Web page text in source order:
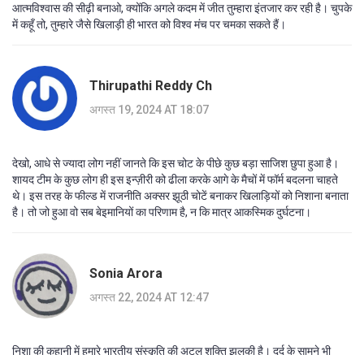
आत्मविश्वास की सीढ़ी बनाओ, क्योंकि अगले कदम में जीत तुम्हारा इंतजार कर रही है। चुपके
में कहूँ तो, तुम्हारे जैसे खिलाड़ी ही भारत को विश्व मंच पर चमका सकते हैं।
Thirupathi Reddy Ch
अगस्त 19, 2024 AT 18:07
देखो, आधे से ज्यादा लोग नहीं जानते कि इस चोट के पीछे कुछ बड़ा साजिश छुपा हुआ है।
शायद टीम के कुछ लोग ही इस इन्ज़ीरी को ढीला करके आगे के मैचों में फॉर्म बदलना चाहते
थे। इस तरह के फील्ड में राजनीति अक्सर झूठी चोटें बनाकर खिलाड़ियों को निशाना बनाता
है। तो जो हुआ वो सब बेइमानियों का परिणाम है, न कि मात्र आकस्मिक दुर्घटना।
Sonia Arora
अगस्त 22, 2024 AT 12:47
निशा की कहानी में हमारे भारतीय संस्कृति की अटल शक्ति झलकी है। दर्द के सामने भी